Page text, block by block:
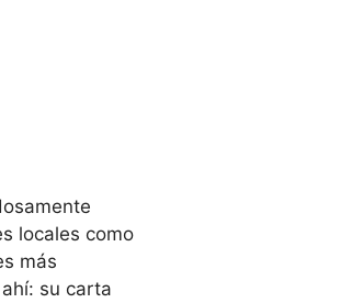
locales como
más
su carta